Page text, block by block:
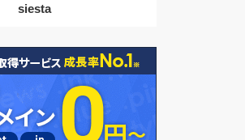
siesta